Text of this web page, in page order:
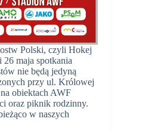
Polski, czyli Hokej
26 maja spotkania
nie będą jedyną
przy ul. Królowej
obiektach AWF
oraz piknik rodzinny.
w naszych